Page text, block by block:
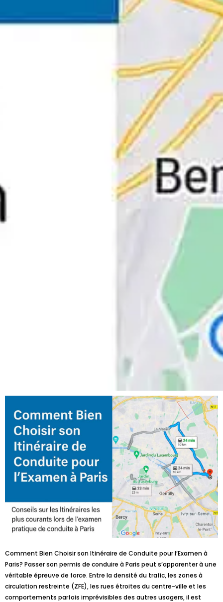
Comment Bien Choisir son Itinéraire de Conduite pour l’Examen à
Paris? Passer son permis de conduire à Paris peut s’apparenter à une
véritable épreuve de force. Entre la densité du trafic, les zones à
circulation restreinte (ZFE), les rues étroites du centre-ville et les
comportements parfois imprévisibles des autres usagers, il est